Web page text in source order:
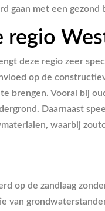
gaan met een gezond
regio
deze regio zeer
op de
brengen. Vooral bij
Daarnaast
waarbij
op de zandlaag